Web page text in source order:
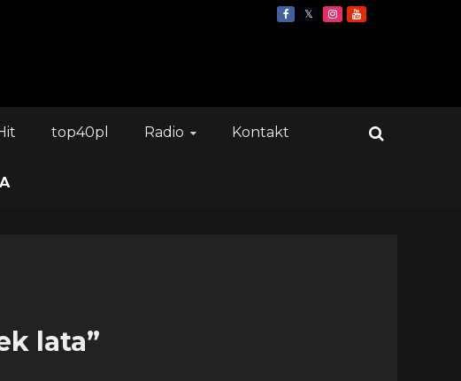
top40pl Radio Kontakt
lata”